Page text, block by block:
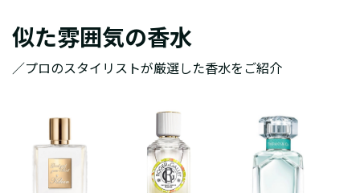
似た雰囲気の香水
／プロのスタイリストが厳選した香水をご紹介